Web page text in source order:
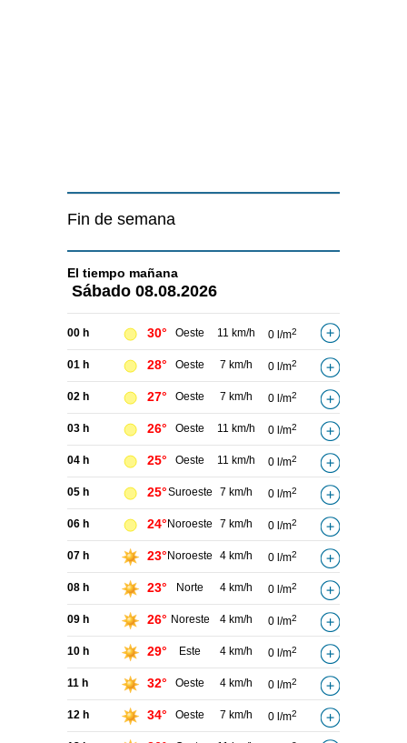
Fin de semana
El tiempo mañana
Sábado 08.08.2026
00 h 30° Oeste 11 km/h 0 l/m2
01 h 28° Oeste 7 km/h 0 l/m2
02 h 27° Oeste 7 km/h 0 l/m2
03 h 26° Oeste 11 km/h 0 l/m2
04 h 25° Oeste 11 km/h 0 l/m2
05 h 25°Suroeste 7 km/h 0 l/m2
06 h 24° Noroeste 7 km/h 0 l/m2
07 h 23° Noroeste 4 km/h 0 l/m2
08 h 23° Norte 4 km/h 0 l/m2
09 h 26° Noreste 4 km/h 0 l/m2
10 h 29° Este 4 km/h 0 l/m2
11 h 32° Oeste 4 km/h 0 l/m2
12 h 34° Oeste 7 km/h 0 l/m2